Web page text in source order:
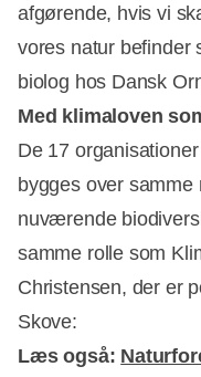
afgørende, hvis vi
vores natur befinder
biolog hos Dansk
Med klimaloven
De 17
bygges over
nuværende
samme rolle som
Christensen, der er
Skove:
Læs også: